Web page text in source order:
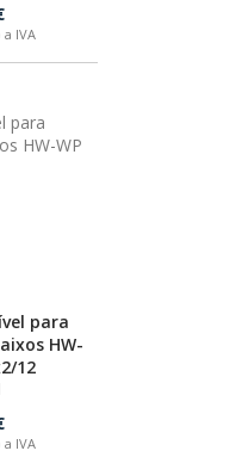
IVA
para
HW-
12
IVA